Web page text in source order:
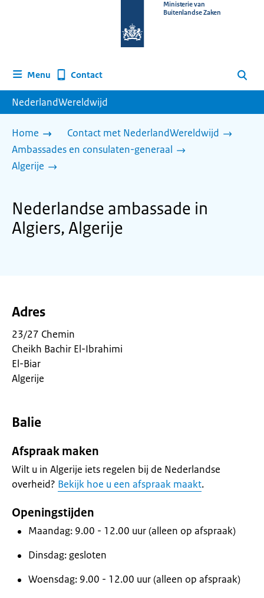
homepage
Ministerie van
Buitenlandse Zaken
Menu Contact Zoeken
NederlandWereldwijd
Home
Contact met NederlandWereldwijd
Ambassades en consulaten-generaal
Algerije
Nederlandse ambassade in
Algiers, Algerije
Adres
23/27 Chemin
Cheikh Bachir El-Ibrahimi
El-Biar
Algerije
Balie
Afspraak maken
Wilt u in Algerije iets regelen bij de Nederlandse
overheid? Bekijk hoe u een afspraak maakt.
Openingstijden
Maandag: 9.00 - 12.00 uur (alleen op afspraak)
Dinsdag: gesloten
Woensdag: 9.00 - 12.00 uur (alleen op afspraak)